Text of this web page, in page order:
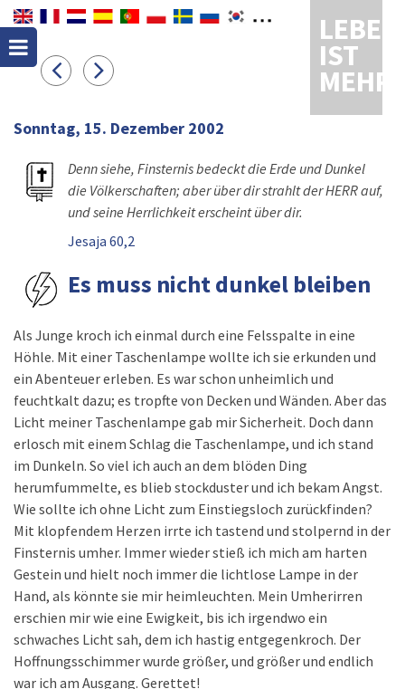
LEBEN
IST
MEHR
Sonntag, 15. Dezember 2002
Denn siehe, Finsternis bedeckt die Erde und Dunkel
die Völkerschaften; aber über dir strahlt der HERR auf,
und seine Herrlichkeit erscheint über dir.
Jesaja 60,2
Es muss nicht dunkel bleiben
Als Junge kroch ich einmal durch eine Felsspalte in eine
Höhle. Mit einer Taschenlampe wollte ich sie erkunden und
ein Abenteuer erleben. Es war schon unheimlich und
feuchtkalt dazu; es tropfte von Decken und Wänden. Aber das
Licht meiner Taschenlampe gab mir Sicherheit. Doch dann
erlosch mit einem Schlag die Taschenlampe, und ich stand
im Dunkeln. So viel ich auch an dem blöden Ding
herumfummelte, es blieb stockduster und ich bekam Angst.
Wie sollte ich ohne Licht zum Einstiegsloch zurückfinden?
Mit klopfendem Herzen irrte ich tastend und stolpernd in der
Finsternis umher. Immer wieder stieß ich mich am harten
Gestein und hielt noch immer die lichtlose Lampe in der
Hand, als könnte sie mir heimleuchten. Mein Umherirren
erschien mir wie eine Ewigkeit, bis ich irgendwo ein
schwaches Licht sah, dem ich hastig entgegenkroch. Der
Hoffnungsschimmer wurde größer, und größer und endlich
war ich am Ausgang. Gerettet!